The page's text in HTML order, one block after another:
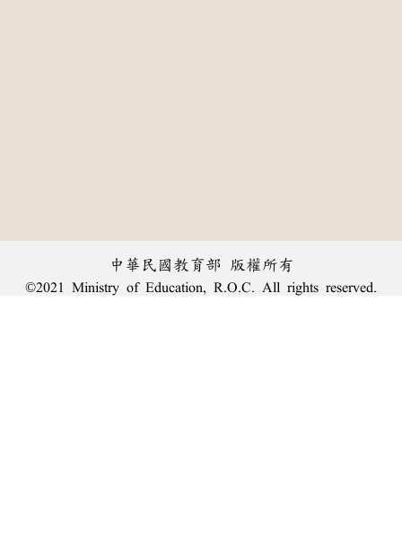
中華民國教育部 版權所有
©2021 Ministry of Education, R.O.C. All rights reserved.